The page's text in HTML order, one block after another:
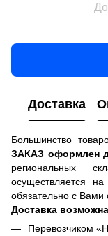
Доставка
Большинство
ЗАКАЗ оформлен
региональных
осуществляется
обязательно с Вами
Доставка
Перевозчиком